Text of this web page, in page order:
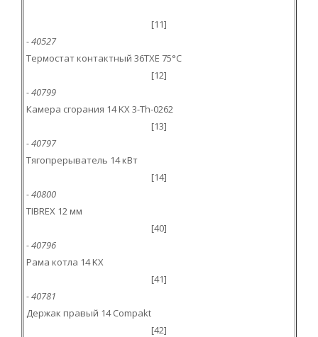
[11]
- 40527
Термостат контактный 36TXE 75°C
[12]
- 40799
Камера сгорания 14 KX 3-Th-0262
[13]
- 40797
Тягопрерыватель 14 кВт
[14]
- 40800
TIBREX 12 мм
[40]
- 40796
Рама котла 14 KX
[41]
- 40781
Держак правый 14 Compakt
[42]